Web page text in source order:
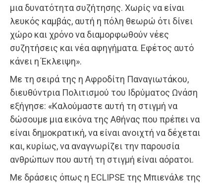
μια δυνατότητα συζήτησης. Χωρίς να είναι
λευκός καμβάς, αυτή η πόλη θεωρώ ότι δίνει
χώρο και χρόνο να διαμορφωθούν νέες
συζητήσεις και νέα αφηγήματα. Εφέτος αυτό
κάνει η Έκλειψη».
Με τη σειρά της η Αφροδίτη Παναγιωτάκου,
διευθύντρια Πολιτισμού του Ιδρύματος Ωνάση
εξήγησε: «Καλούμαστε αυτή τη στιγμή να
δώσουμε μια εικόνα της Αθήνας που πρέπει να
είναι δημοκρατική, να είναι ανοιχτή να δέχεται
και, κυρίως, να αναγνωρίζει την παρουσία
ανθρώπων που αυτή τη στιγμή είναι αόρατοι.
Με δράσεις όπως η ECLIPSE της Μπιενάλε της